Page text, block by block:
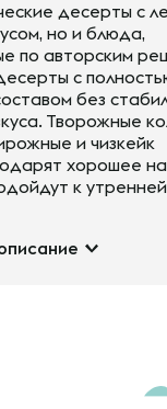
десерты с
но и блюда,
по авторским
с
без
Творожные
и чизкейк
хорошее
к